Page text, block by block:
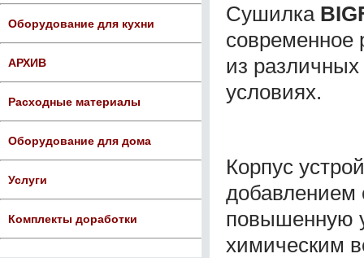
Оборудование для кухни
АРХИВ
Расходные материалы
Оборудование для дома
Услуги
Комплекты доработки
Сушилка
современное
из
условиях.
Корпус
добавлением
повышенную
химическим